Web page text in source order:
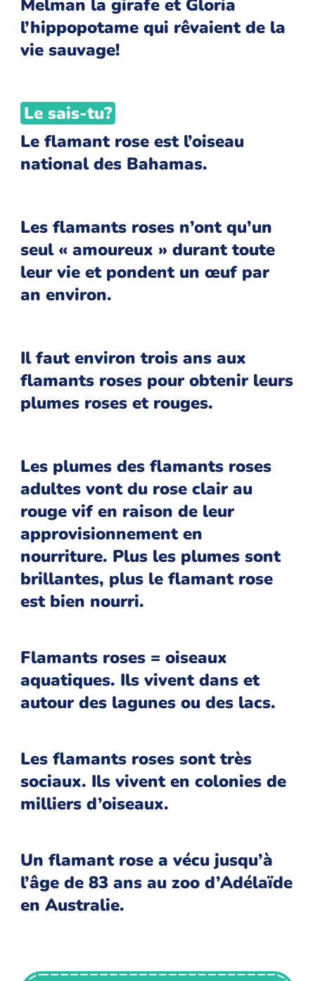
Melman la girafe et Gloria
l’hippopotame qui rêvaient de la
vie sauvage!
Le sais-tu?
Le flamant rose est l’oiseau
national des Bahamas.
Les flamants roses n’ont qu’un
seul « amoureux » durant toute
leur vie et pondent un œuf par
an environ.
Il faut environ trois ans aux
flamants roses pour obtenir leurs
plumes roses et rouges.
Les plumes des flamants roses
adultes vont du rose clair au
rouge vif en raison de leur
approvisionnement en
nourriture. Plus les plumes sont
brillantes, plus le flamant rose
est bien nourri.
Flamants roses = oiseaux
aquatiques. Ils vivent dans et
autour des lagunes ou des lacs.
Les flamants roses sont très
sociaux. Ils vivent en colonies de
milliers d’oiseaux.
Un flamant rose a vécu jusqu’à
l’âge de 83 ans au zoo d’Adélaïde
en Australie.